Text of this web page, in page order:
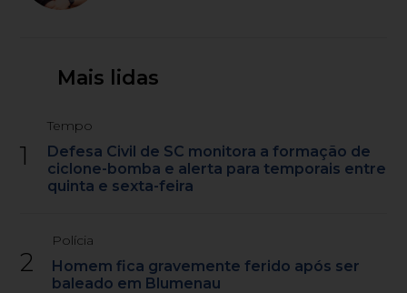
Mais lidas
1
Tempo
Defesa Civil de SC monitora a formação de
ciclone-bomba e alerta para temporais entre
quinta e sexta-feira
2
Polícia
Homem fica gravemente ferido após ser
baleado em Blumenau